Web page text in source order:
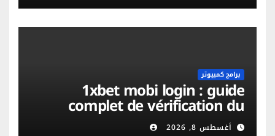
برامج كمبيوتر
1xbet mobi login : guide
complet de vérification du
compte et sécurité mobile
أغسطس 8, 2026